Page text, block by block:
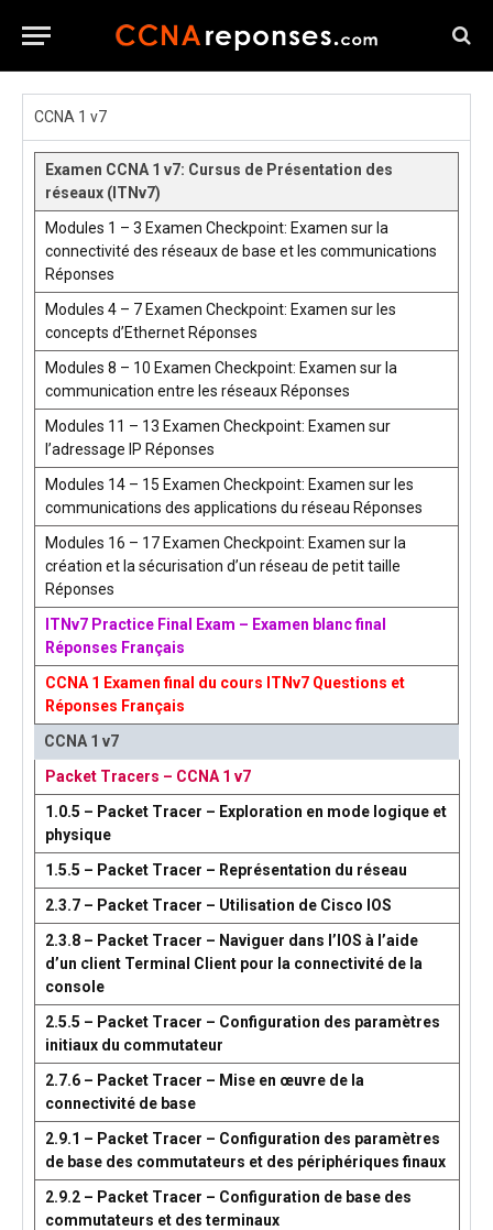
CCNA 1 v7
Examen CCNA 1 v7: Cursus de Présentation des
réseaux (ITNv7)
Modules 1 – 3 Examen Checkpoint: Examen sur la
connectivité des réseaux de base et les communications
Réponses
Modules 4 – 7 Examen Checkpoint: Examen sur les
concepts d’Ethernet Réponses
Modules 8 – 10 Examen Checkpoint: Examen sur la
communication entre les réseaux Réponses
Modules 11 – 13 Examen Checkpoint: Examen sur
l’adressage IP Réponses
Modules 14 – 15 Examen Checkpoint: Examen sur les
communications des applications du réseau Réponses
Modules 16 – 17 Examen Checkpoint: Examen sur la
création et la sécurisation d’un réseau de petit taille
Réponses
ITNv7 Practice Final Exam – Examen blanc final
Réponses Français
CCNA 1 Examen final du cours ITNv7 Questions et
Réponses Français
CCNA 1 v7
Packet Tracers – CCNA 1 v7
1.0.5 – Packet Tracer – Exploration en mode logique et
physique
1.5.5 – Packet Tracer – Représentation du réseau
2.3.7 – Packet Tracer – Utilisation de Cisco IOS
2.3.8 – Packet Tracer – Naviguer dans l’IOS à l’aide
d’un client Terminal Client pour la connectivité de la
console
2.5.5 – Packet Tracer – Configuration des paramètres
initiaux du commutateur
2.7.6 – Packet Tracer – Mise en œuvre de la
connectivité de base
2.9.1 – Packet Tracer – Configuration des paramètres
de base des commutateurs et des périphériques finaux
2.9.2 – Packet Tracer – Configuration de base des
commutateurs et des terminaux